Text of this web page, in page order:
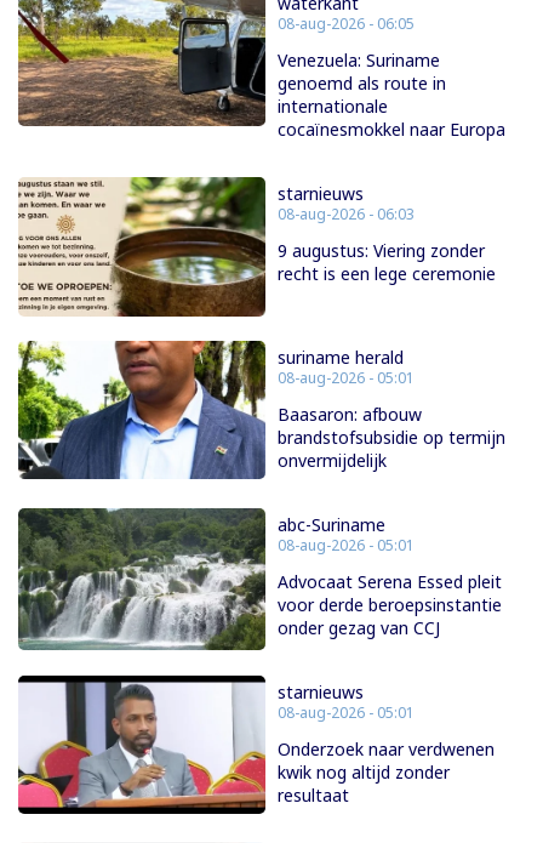
08-aug-2026 - 06:05
Venezuela: Suriname
genoemd als route in
internationale
cocaïnesmokkel naar Europa
starnieuws
08-aug-2026 - 06:03
9 augustus: Viering zonder
recht is een lege ceremonie
suriname herald
08-aug-2026 - 05:01
Baasaron: afbouw
brandstofsubsidie op termijn
onvermijdelijk
abc-Suriname
08-aug-2026 - 05:01
Advocaat Serena Essed pleit
voor derde beroepsinstantie
onder gezag van CCJ
starnieuws
08-aug-2026 - 05:01
Onderzoek naar verdwenen
kwik nog altijd zonder
resultaat